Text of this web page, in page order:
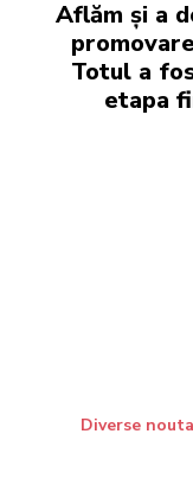
Aflăm și a
Totul a
etapa
Diverse